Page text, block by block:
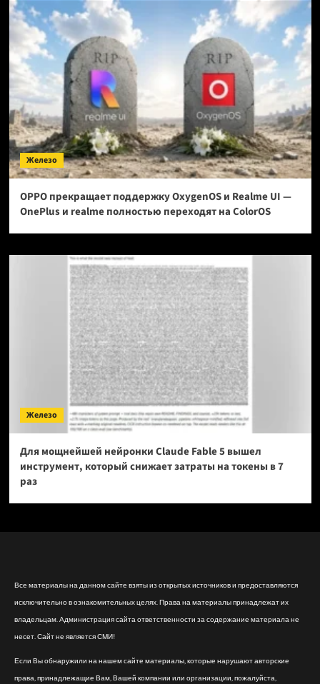
Железо
OPPO прекращает поддержку OxygenOS и Realme UI —
OnePlus и realme полностью переходят на ColorOS
Железо
Для мощнейшей нейронки Claude Fable 5 вышел
инструмент, который снижает затраты на токены в 7
раз
Все материалы на данном сайте взяты из открытых источников и предоставляются
исключительно в ознакомительных целях. Права на материалы принадлежат их
владельцам. Администрация сайта ответственности за содержание материала не
несет. Сайт не является СМИ!
Если Вы обнаружили на нашем сайте материалы, которые нарушают авторские
права, принадлежащие Вам, Вашей компании или организации, пожалуйста,